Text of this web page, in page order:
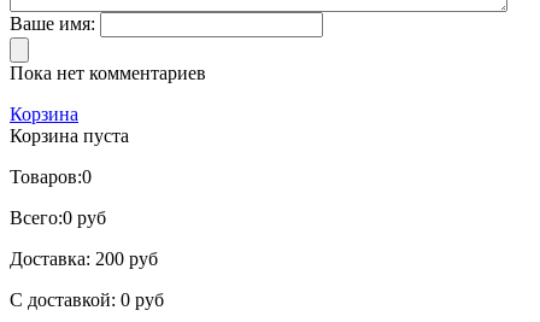
Ваше имя:
Пока нет комментариев
Корзина
Корзина пуста
Товаров:0
Всего:0 руб
Доставка: 200 руб
С доставкой: 0 руб